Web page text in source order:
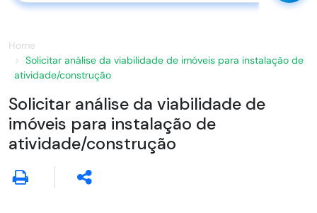
Home
Solicitar análise da viabilidade de imóveis para instalação de
atividade/construção
Solicitar análise da viabilidade de
imóveis para instalação de
atividade/construção